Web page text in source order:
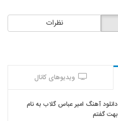
نظرات
ویدیوهای کانال
دانلود آهنگ امیر عباس گلاب به نام
بهت گفتم